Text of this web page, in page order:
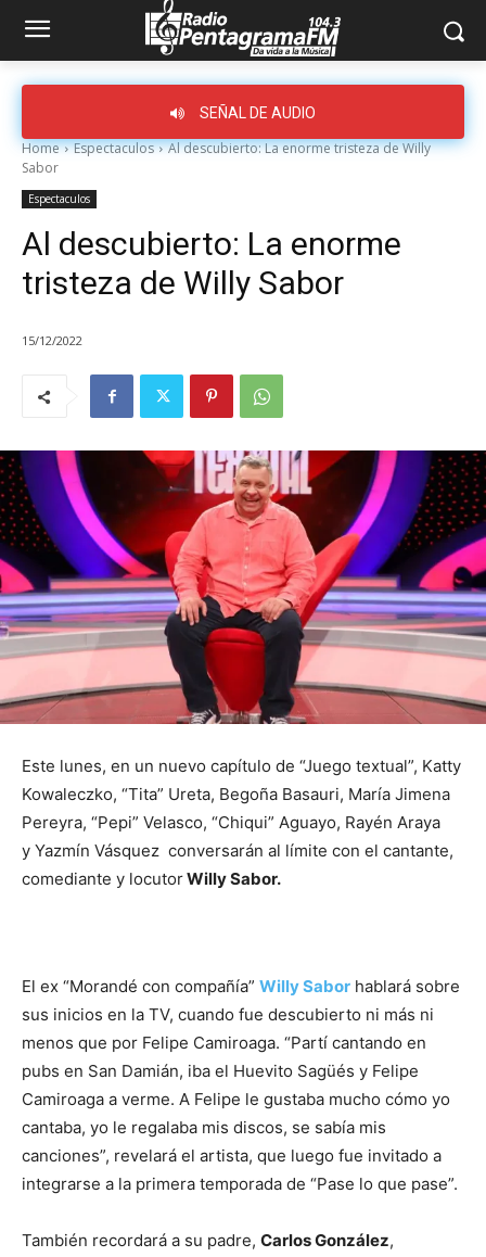
SEÑAL DE AUDIO
Home Espectaculos
Al descubierto: La enorme tristeza de Willy
Sabor
Espectaculos
Al descubierto: La enorme
tristeza de Willy Sabor
15/12/2022
Este lunes, en un nuevo capítulo de “Juego textual”, Katty
Kowaleczko, “Tita” Ureta, Begoña Basauri, María Jimena
Pereyra, “Pepi” Velasco, “Chiqui” Aguayo, Rayén Araya
y Yazmín Vásquez conversarán al límite con el cantante,
comediante y locutorWilly Sabor.
El ex “Morandé con compañía” Willy Sabor hablará sobre
sus inicios en la TV, cuando fue descubierto ni más ni
menos que por Felipe Camiroaga. “Partí cantando en
pubs en San Damián, iba el Huevito Sagüés y Felipe
Camiroaga a verme. A Felipe le gustaba mucho cómo yo
cantaba, yo le regalaba mis discos, se sabía mis
canciones”, revelará el artista, que luego fue invitado a
integrarse a la primera temporada de “Pase lo que pase”.
También recordará a su padre, Carlos González,